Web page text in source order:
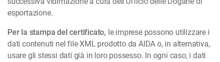
esportazione.
Per la stampa del certificato, le imprese possono utilizzare i
dati contenuti nel file XML prodotto da AIDA o, in alternativa,
usare gli stessi dati già in loro possesso. In ogni caso, i dati